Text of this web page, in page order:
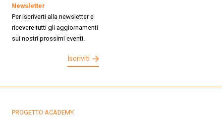
Newsletter
Per iscriverti alla newsletter e
ricevere tutti gli aggiornamenti
sui nostri prossimi eventi.
Iscriviti
PROGETTO ACADEMY